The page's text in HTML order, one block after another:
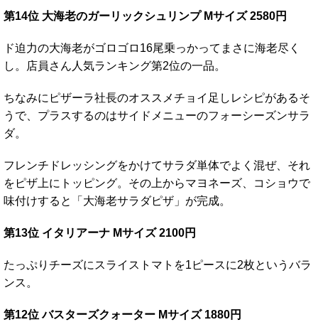
第14位 大海老のガーリックシュリンプ Mサイズ 2580円
ド迫力の大海老がゴロゴロ16尾乗っかってまさに海老尽く
し。店員さん人気ランキング第2位の一品。
ちなみにピザーラ社長のオススメチョイ足しレシピがあるそ
うで、プラスするのはサイドメニューのフォーシーズンサラ
ダ。
フレンチドレッシングをかけてサラダ単体でよく混ぜ、それ
をピザ上にトッピング。その上からマヨネーズ、コショウで
味付けすると「大海老サラダピザ」が完成。
第13位 イタリアーナ Mサイズ 2100円
たっぷりチーズにスライストマトを1ピースに2枚というバラ
ンス。
第12位 バスターズクォーター Mサイズ 1880円